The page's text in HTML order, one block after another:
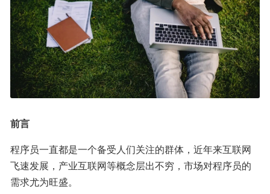
前言
程序员一直都是一个备受人们关注的群体，近年来互联网
飞速发展，产业互联网等概念层出不穷，市场对程序员的
需求尤为旺盛。